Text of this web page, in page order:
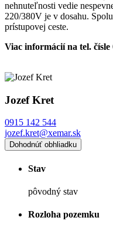
nehnuteľnosti vedie
220/380V je v dosahu.
prístupovej ceste.
Viac informácií na tel. čísle
Jozef Kret
0915 142 544
jozef.kret@xemar.sk
Dohodnúť obhliadku
Stav
pôvodný stav
Rozloha pozemku